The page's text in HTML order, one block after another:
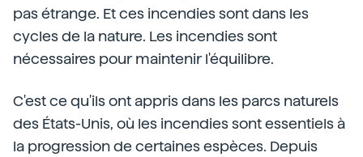
pas étrange. Et ces incendies sont dans les
cycles de la nature. Les incendies sont
nécessaires pour maintenir l'équilibre.
C'est ce qu'ils ont appris dans les parcs naturels
des États-Unis, où les incendies sont essentiels à
la progression de certaines espèces. Depuis